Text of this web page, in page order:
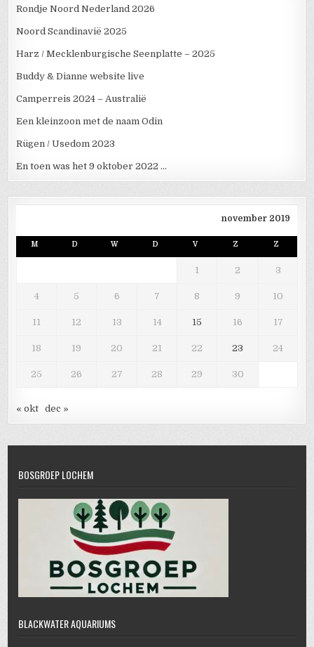
Rondje Noord Nederland 2026
Noord Scandinavië 2025
Harz / Mecklenburgische Seenplatte – 2025
Buddy & Dianne website live
Camperreis 2024 – Australië
Een kleinzoon met de naam Odin
Rügen / Usedom 2023
En toen was het 9 oktober 2022 …
november 2019
M D W D V Z Z
1 2 3
4 5 6 7 8 9 10
11 12 13 14 15 16 17
18 19 20 21 22 23 24
25 26 27 28 29 30
« okt dec »
BOSGROEP LOCHEM
BLACKWATER AQUARIUMS